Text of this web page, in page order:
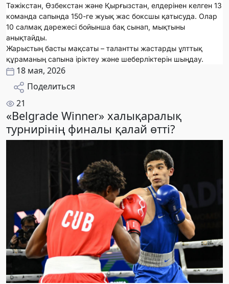
Тәжікстан, Өзбекстан және Қырғызстан, елдерінен келген 13
команда сапында 150-ге жуық жас боксшы қатысуда. Олар
10 салмақ дәрежесі бойынша бақ сынап, мықтыны
анықтайды.
Жарыстың басты мақсаты – талантты жастарды ұлттық
құраманың сапына іріктеу және шеберліктерін шыңдау.
18 мая, 2026
Поделиться
21
«Belgrade Winner» халықаралық
турнирінің финалы қалай өтті?